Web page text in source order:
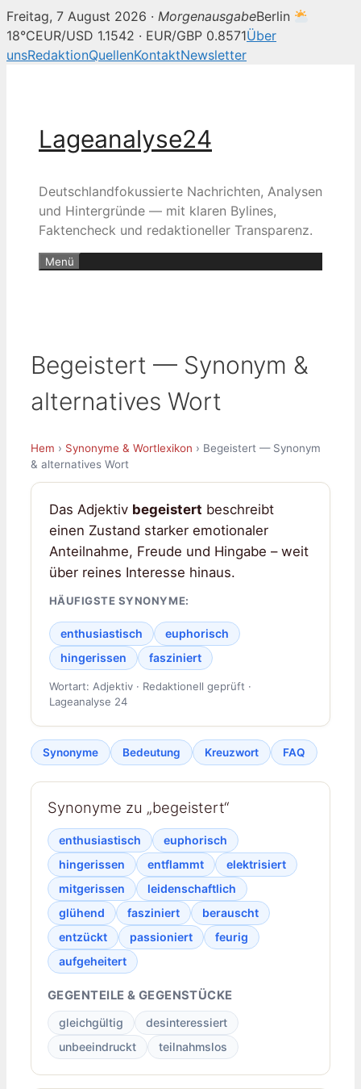
Freitag, 7 August 2026 · MorgenausgabeBerlin
18°CEUR/USD 1.1542 · EUR/GBP 0.8571Über
unsRedaktionQuellenKontaktNewsletter
Lageanalyse24
Deutschlandfokussierte Nachrichten, Analysen
und Hintergründe — mit klaren Bylines,
Faktencheck und redaktioneller Transparenz.
Menü
Begeistert — Synonym &
alternatives Wort
Hem › Synonyme & Wortlexikon › Begeistert — Synonym
& alternatives Wort
Das Adjektiv begeistert beschreibt
einen Zustand starker emotionaler
Anteilnahme, Freude und Hingabe – weit
über reines Interesse hinaus.
HÄUFIGSTE SYNONYME:
enthusiastisch
euphorisch
hingerissen
fasziniert
Wortart: Adjektiv · Redaktionell geprüft ·
Lageanalyse 24
Synonyme Bedeutung Kreuzwort FAQ
Synonyme zu „begeistert“
enthusiastisch
euphorisch
hingerissen
entflammt
elektrisiert
mitgerissen
leidenschaftlich
glühend
fasziniert
berauscht
entzückt
passioniert
feurig
aufgeheitert
GEGENTEILE & GEGENSTÜCKE
gleichgültig
desinteressiert
unbeeindruckt
teilnahmslos